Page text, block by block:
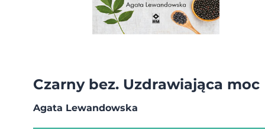
Czarny bez. Uzdrawiająca moc
Agata Lewandowska